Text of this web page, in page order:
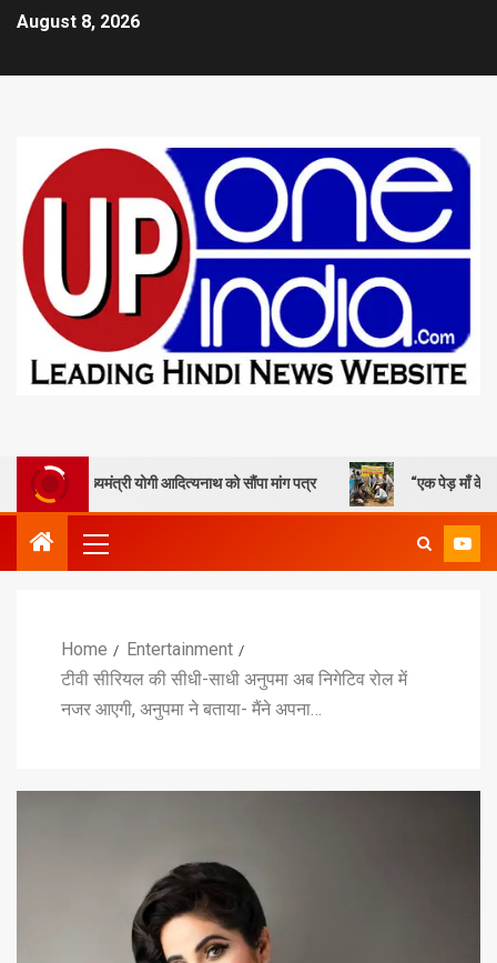
August 8, 2026
योगी आदित्यनाथ को सौंपा मांग पत्र “एक पेड़ माँ के नाम” – सेण्ट
Home
Entertainment
टीवी सीरियल की सीधी-साधी अनुपमा अब निगेटिव रोल में
नजर आएगी, अनुपमा ने बताया- मैंने अपना…